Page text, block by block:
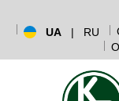
UA
| RU